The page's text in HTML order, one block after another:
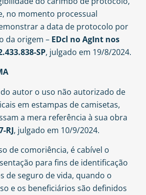
no momento processual
a data de protocolo por
da origem – EDcl no AgInt nos
SP, julgado em 19/8/2024.
autor o uso não autorizado de
em estampas de camisetas,
a mera referência à sua obra
RJ, julgado em 10/9/2024.
de comoriência, é cabível o
para fins de identificação
de seguro de vida, quando o
e os beneficiários são definidos